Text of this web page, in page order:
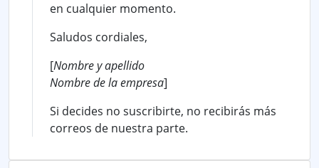
en cualquier momento.
Saludos cordiales,
[Nombre y apellido
Nombre de la empresa]
Si decides no suscribirte, no recibirás más
correos de nuestra parte.